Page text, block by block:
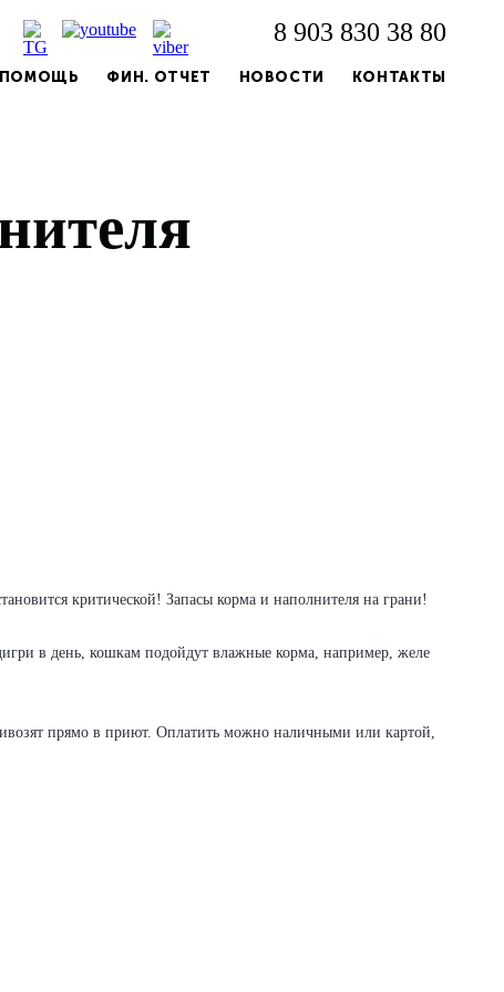
ПОМОЩЬ ФИН. ОТЧЕТ НОВОСТИ КОНТАКТЫ
8 903 830 38 80
критической! Запасы корма и наполнителя на грани!
в день, кошкам подойдут влажные корма, например, желе
прямо в приют. Оплатить можно наличными или картой,